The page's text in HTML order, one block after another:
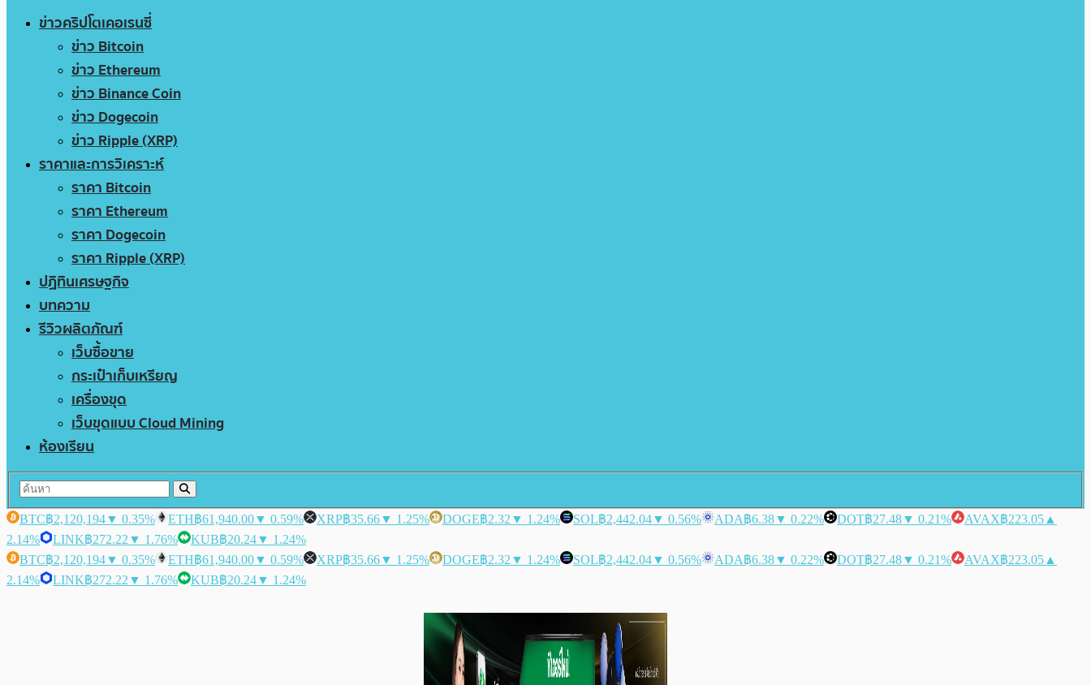
ข่าวคริปโตเคอเรนซี่
ข่าว Bitcoin
ข่าว Ethereum
ข่าว Binance Coin
ข่าว Dogecoin
ข่าว Ripple (XRP)
ราคาและการวิเคราะห์
ราคา Bitcoin
ราคา Ethereum
ราคา Dogecoin
ราคา Ripple (XRP)
ปฏิทินเศรษฐกิจ
บทความ
รีวิวผลิตภัณฑ์
เว็บซื้อขาย
กระเป๋าเก็บเหรียญ
เครื่องขุด
เว็บขุดแบบ Cloud Mining
ห้องเรียน
BTC฿2,120,194▼ 0.35% ETH฿61,940.00▼ 0.59% XRP฿35.66▼ 1.25% DOGE฿2.32 ▼ 1.24% SOL฿2,442.04▼ 0.56% ADA฿6.38▼ 0.22% DOT฿27.48▼ 0.21% AVAX฿223.05 ▲
2.14%
LINK฿272.22 ▼ 1.76% KUB฿20.24▼ 1.24%
BTC฿2,120,194▼ 0.35% ETH฿61,940.00▼ 0.59% XRP฿35.66▼ 1.25% DOGE฿2.32 ▼ 1.24% SOL฿2,442.04▼ 0.56% ADA฿6.38▼ 0.22% DOT฿27.48▼ 0.21% AVAX฿223.05 ▲
2.14%
LINK฿272.22 ▼ 1.76% KUB฿20.24▼ 1.24%